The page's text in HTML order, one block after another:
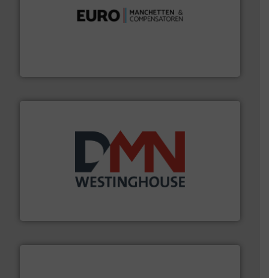
plastic-, (petro) chemische, farmaceutische,
mineralen-, energie en biomassa industrieën.